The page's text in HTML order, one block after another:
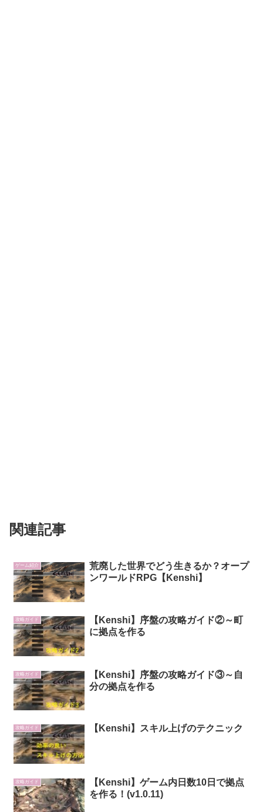
関連記事
ゲーム紹介
荒廃した世界でどう生きるか？オープ
ンワールドRPG【Kenshi】
攻略ガイド
【Kenshi】序盤の攻略ガイド②～町
に拠点を作る
攻略ガイド
【Kenshi】序盤の攻略ガイド③～自
分の拠点を作る
攻略ガイド 【Kenshi】スキル上げのテクニック
攻略ガイド
【Kenshi】ゲーム内日数10日で拠点
を作る！(v1.0.11)